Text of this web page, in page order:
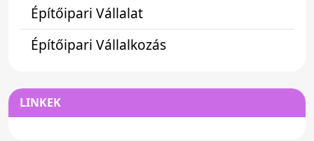
Építőipari Vállalat
Építőipari Vállalkozás
LINKEK